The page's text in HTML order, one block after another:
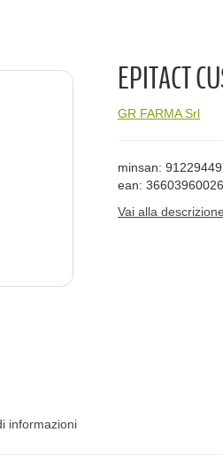
EPITACT
GR FARMA Srl
minsan:
ean:
Vai alla
informazioni